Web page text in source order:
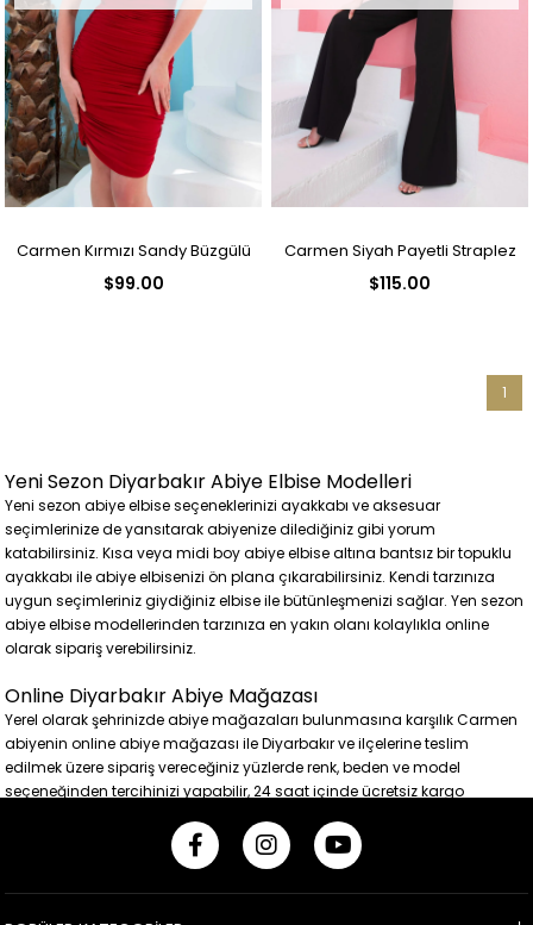
Carmen Kırmızı Sandy Büzgülü
$99.00
Carmen Siyah Payetli Straplez
$115.00
1
Yeni Sezon Diyarbakır Abiye Elbise Modelleri
Yeni sezon abiye elbise seçeneklerinizi ayakkabı ve aksesuar
seçimlerinize de yansıtarak abiyenize dilediğiniz gibi yorum
katabilirsiniz. Kısa veya midi boy abiye elbise altına bantsız bir topuklu
ayakkabı ile abiye elbisenizi ön plana çıkarabilirsiniz. Kendi tarzınıza
uygun seçimleriniz giydiğiniz elbise ile bütünleşmenizi sağlar. Yen sezon
abiye elbise modellerinden tarzınıza en yakın olanı kolaylıkla online
olarak sipariş verebilirsiniz.
Online Diyarbakır Abiye Mağazası
Yerel olarak şehrinizde abiye mağazaları bulunmasına karşılık Carmen
abiyenin online abiye mağazası ile Diyarbakır ve ilçelerine teslim
edilmek üzere sipariş vereceğiniz yüzlerde renk, beden ve model
seçeneğinden tercihinizi yapabilir, 24 saat içinde ücretsiz kargo
ve ya değişim için de kargo ücreti ödemezsiniz.
24 Saat İçinde Ücretsiz Kargo Fırsatı